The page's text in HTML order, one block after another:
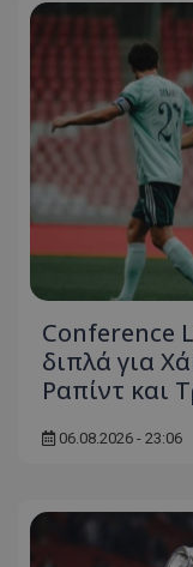
Conference
διπλά για
Ραπίντ και
06.08.2026 - 23:06